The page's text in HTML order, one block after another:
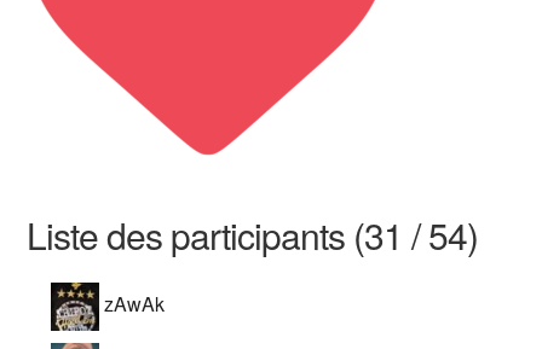
Liste des participants (31 / 54)
zAwAk